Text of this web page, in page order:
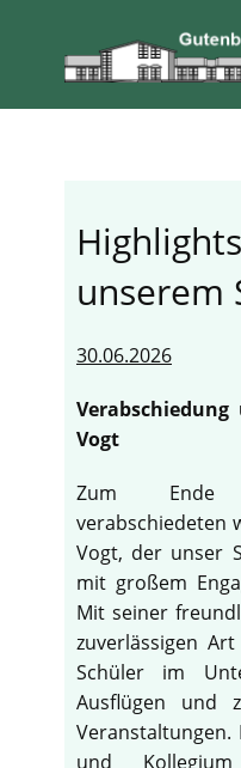
unserem
30.06.2026
Verabschiedung
Vogt
Zum Ende
verabschiedeten
Vogt, der unser
mit großem
Mit seiner
zuverlässigen
Schüler im
Ausflügen und
und